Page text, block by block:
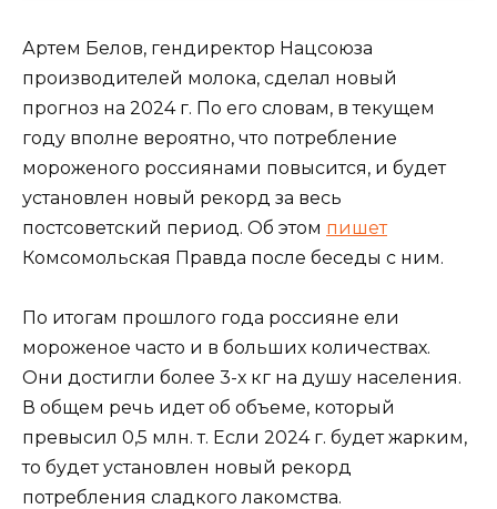
Артем Белов, гендиректор Нацсоюза
производителей молока, сделал новый
прогноз на 2024 г. По его словам, в текущем
году вполне вероятно, что потребление
мороженого россиянами повысится, и будет
установлен новый рекорд за весь
постсоветский период. Об этом пишет
Комсомольская Правда после беседы с ним.
По итогам прошлого года россияне ели
мороженое часто и в больших количествах.
Они достигли более 3-х кг на душу населения.
В общем речь идет об объеме, который
превысил 0,5 млн. т. Если 2024 г. будет жарким,
то будет установлен новый рекорд
потребления сладкого лакомства.